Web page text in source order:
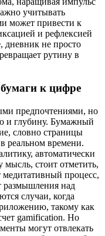
учитывать
может привести к
и рефлексией
дневник не просто
рутину в
к цифре
предпочтениями, но
и глубину. Бумажный
словно страницы
реальном времени.
автоматически
мысль, стоит отметить,
медитативный процесс,
над
случаи, когда
такому как
gamification. Но
могут отвлекать